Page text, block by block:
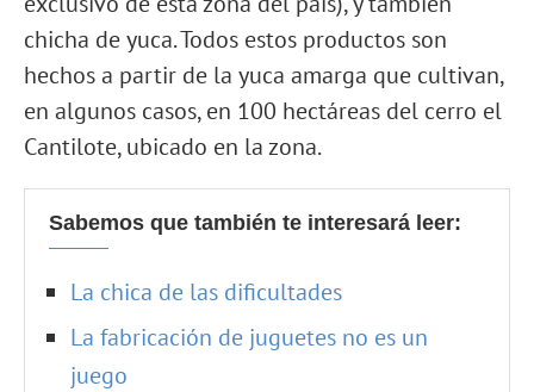
chicha de yuca. Todos estos productos son
hechos a partir de la yuca amarga que cultivan,
en algunos casos, en 100 hectáreas del cerro el
Cantilote, ubicado en la zona.
Sabemos que también te interesará leer:
La chica de las dificultades
La fabricación de juguetes no es un
juego